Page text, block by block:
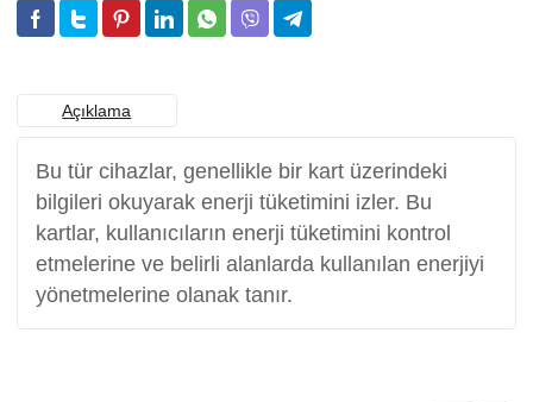
Açıklama
Bu tür cihazlar, genellikle bir kart üzerindeki
bilgileri okuyarak enerji tüketimini izler. Bu
kartlar, kullanıcıların enerji tüketimini kontrol
etmelerine ve belirli alanlarda kullanılan enerjiyi
yönetmelerine olanak tanır.